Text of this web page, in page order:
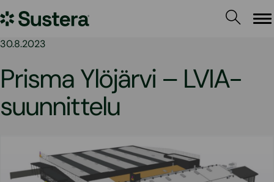
sisältöön
Sustera
30.8.2023
Prisma Ylöjärvi – LVIA-
suunnittelu